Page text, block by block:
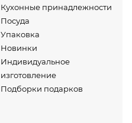
Кухонные принадлежности
Посуда
Упаковка
Новинки
Индивидуальное
изготовление
Подборки подарков